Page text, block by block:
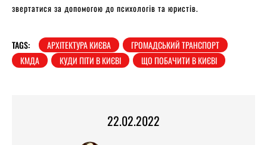
звертатися за допомогою до психологів та юристів.
TAGS: АРХІТЕКТУРА КИЄВА
ГРОМАДСЬКИЙ ТРАНСПОРТ
КМДА
КУДИ ПІТИ В КИЄВІ ЩО ПОБАЧИТИ В КИЄВІ
22.02.2022